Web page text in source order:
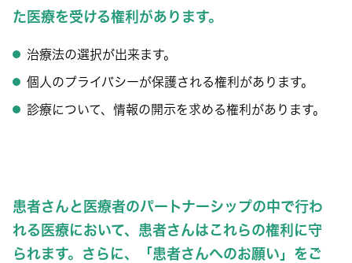
た医療を受ける権利があります。
治療法の選択が出来ます。
個人のプライバシーが保護される権利があります。
診療について、情報の開示を求める権利があります。
患者さんと医療者のパートナーシップの中で行わ
れる医療において、患者さんはこれらの権利に守
られます。さらに、「患者さんへのお願い」をご